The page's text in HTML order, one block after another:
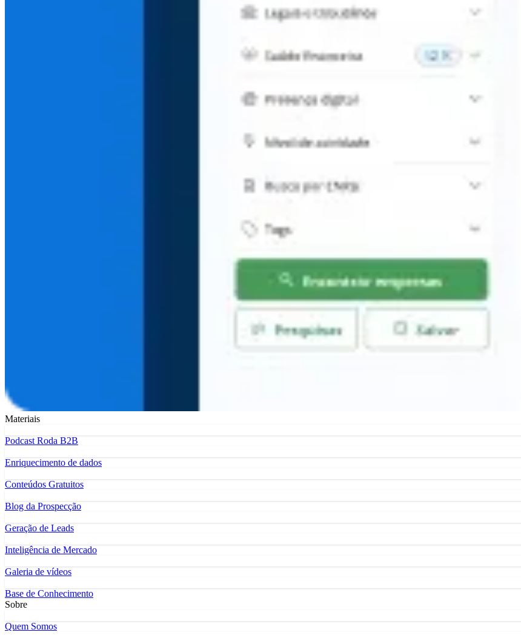
Materiais
Podcast Roda B2B
Enriquecimento de dados
Conteúdos Gratuitos
Blog da Prospecção
Geração de Leads
Inteligência de Mercado
Galeria de vídeos
Base de Conhecimento
Sobre
Quem Somos